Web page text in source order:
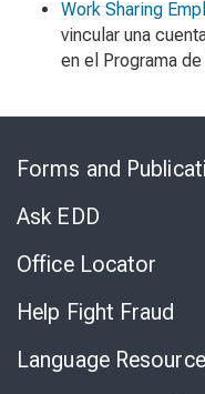
Work Sharing
vincular una
en el Programa
Forms and
Ask EDD
Office Locator
Help Fight Fraud
Language